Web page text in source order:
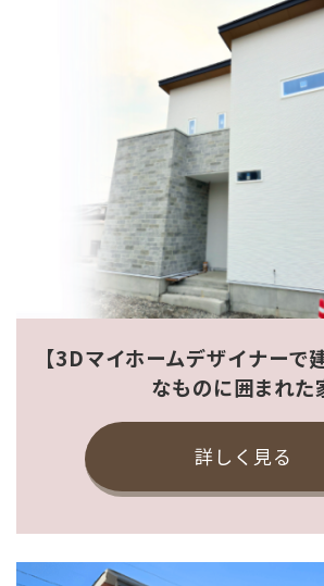
【3Dマイホームデザイナーで
なものに囲まれた
詳しく見る